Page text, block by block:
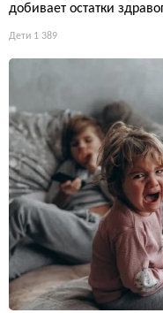
добивает остатки
Дети 1 389